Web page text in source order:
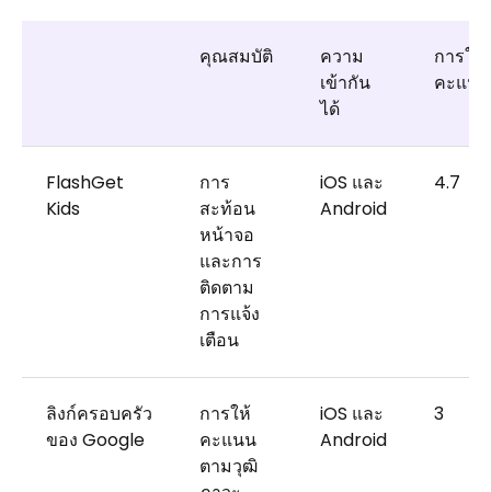
คุณสมบัติ
ความ
เข้ากัน
ได้
การให้
คะแนน
FlashGet
Kids
การ
สะท้อน
หน้าจอ
และการ
ติดตาม
การแจ้ง
เตือน
iOS และ
Android
4.7
ลิงก์ครอบครัว
ของ Google
การให้
คะแนน
ตามวุฒิ
iOS และ
Android
3